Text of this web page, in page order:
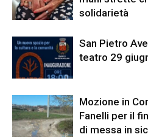
solidarietà
San Pietro
teatro 29
Mozione in
Fanelli per il
di messa in